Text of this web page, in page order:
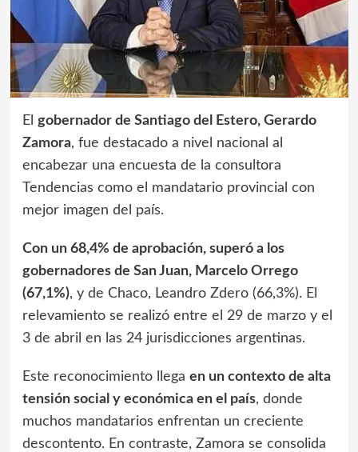
El gobernador de Santiago del Estero, Gerardo
Zamora, fue destacado a nivel nacional al
encabezar una encuesta de la consultora
Tendencias como el mandatario provincial con
mejor imagen del país.
Con un 68,4% de aprobación, superó a los
gobernadores de San Juan, Marcelo Orrego
(67,1%), y de Chaco, Leandro Zdero (66,3%). El
relevamiento se realizó entre el 29 de marzo y el
3 de abril en las 24 jurisdicciones argentinas.
Este reconocimiento llega en un contexto de alta
tensión social y económica en el país, donde
muchos mandatarios enfrentan un creciente
descontento. En contraste, Zamora se consolida